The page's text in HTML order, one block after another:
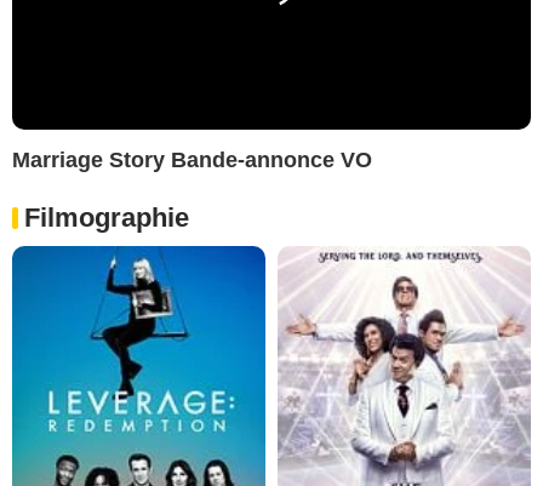
Marriage Story Bande-annonce VO
Filmographie